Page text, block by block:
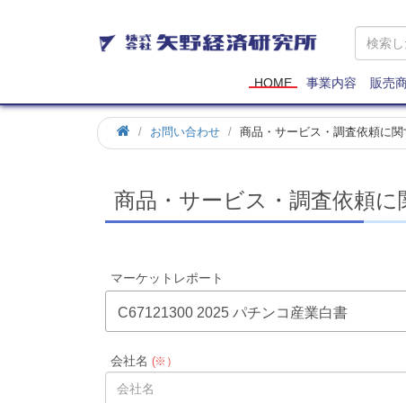
矢
野
研
究
所
HOME 事業内容 販売
お問い合わせ 商品・サービス・調査依頼に
商品・サービス・調査依頼に
マーケットレポート
C67121300 2025 パチンコ産業白書
会社名 (※）